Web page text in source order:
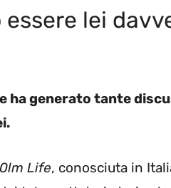
lei
ha generato tante
Life, conosciuta in